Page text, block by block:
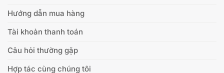
Hướng dẫn mua hàng
Tài khoản thanh toán
Câu hỏi thường gặp
Hợp tác cùng chúng tôi